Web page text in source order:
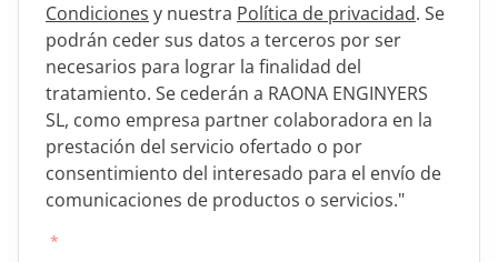
Condiciones y nuestra Política de privacidad. Se
podrán ceder sus datos a terceros por ser
necesarios para lograr la finalidad del
tratamiento. Se cederán a RAONA ENGINYERS
SL, como empresa partner colaboradora en la
prestación del servicio ofertado o por
consentimiento del interesado para el envío de
comunicaciones de productos o servicios."
*